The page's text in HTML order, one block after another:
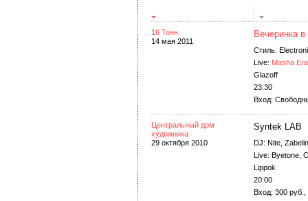
16 Тонн
14 мая 2011
Вечеринка в
Стиль:
Live: Masha Era
Glazoff
23:30
Вход:
Центральный дом
художника
29 октября 2010
Syntek LAB
DJ: Nite, Zabelin
Live: Byetone,
Lippok
20:00
Вход: 300